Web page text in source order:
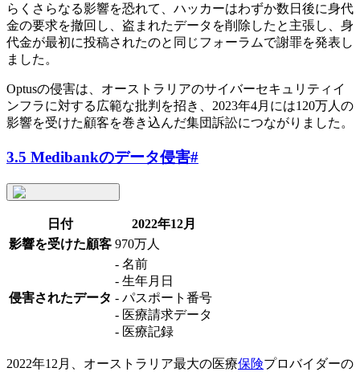
らくさらなる影響を恐れて、ハッカーはわずか数日後に身代
金の要求を撤回し、盗まれたデータを削除したと主張し、身
代金が最初に投稿されたのと同じフォーラムで謝罪を発表し
ました。
Optusの侵害は、オーストラリアのサイバーセキュリティイ
ンフラに対する広範な批判を招き、2023年4月には120万人の
影響を受けた顧客を巻き込んだ集団訴訟につながりました。
3.5 Medibankのデータ侵害#
日付
2022年12月
影響を受けた顧客 970万人
侵害されたデータ
- 名前
- 生年月日
- パスポート番号
- 医療請求データ
- 医療記録
2022年12月、オーストラリア最大の医療保険プロバイダーの